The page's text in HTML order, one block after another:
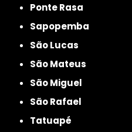
Ponte Rasa
Sapopemba
São Lucas
São Mateus
São Miguel
São Rafael
Tatuapé